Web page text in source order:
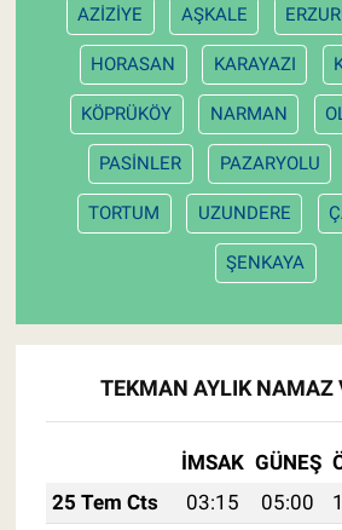
AZİZİYE AŞKALE
HORASAN KARAYAZI
KÖPRÜKÖY NARMAN
PASİNLER PAZARYOLU
TORTUM UZUNDERE
ŞENKAYA
TEKMAN AYLIK NAMAZ
İMSAK GÜNEŞ
25 Tem Cts
03:15 05:00